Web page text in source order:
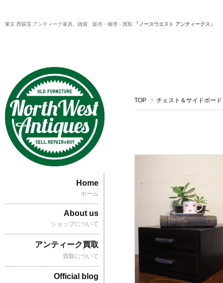
東京 西荻窪 アンティーク家具、雑貨 販売・修理・買取 「ノースウエスト アンティークス」
TOP > チェスト＆サイドボー
Home
ホーム
About us
ショップについて
アンティーク買取
買取について
Official blog